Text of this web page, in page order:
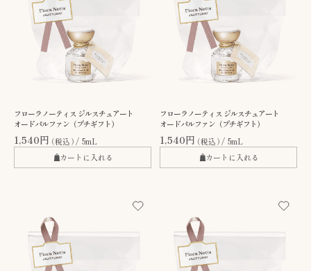
フローラノーティス ジルスチュアート
オードパルファン（プチギフト）
1,540円（税込） 5mL
カートに入れる
フローラノーティス ジルスチュアート
オードパルファン（プチギフト）
1,540円（税込） 5mL
カートに入れる